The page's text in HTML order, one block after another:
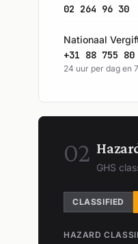
02 264 96 30
Nationaal
+31 88 755 80
24 uur per dag en
02 GHS
CLASSIFIED
HAZARD